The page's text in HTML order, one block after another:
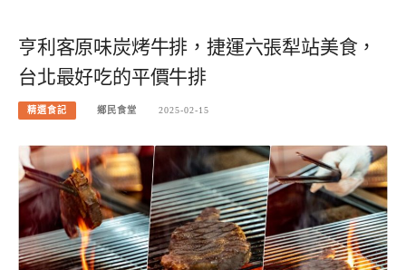
亨利客原味炭烤牛排，捷運六張犁站美食，
台北最好吃的平價牛排
精選食記 鄉民食堂 2025-02-15